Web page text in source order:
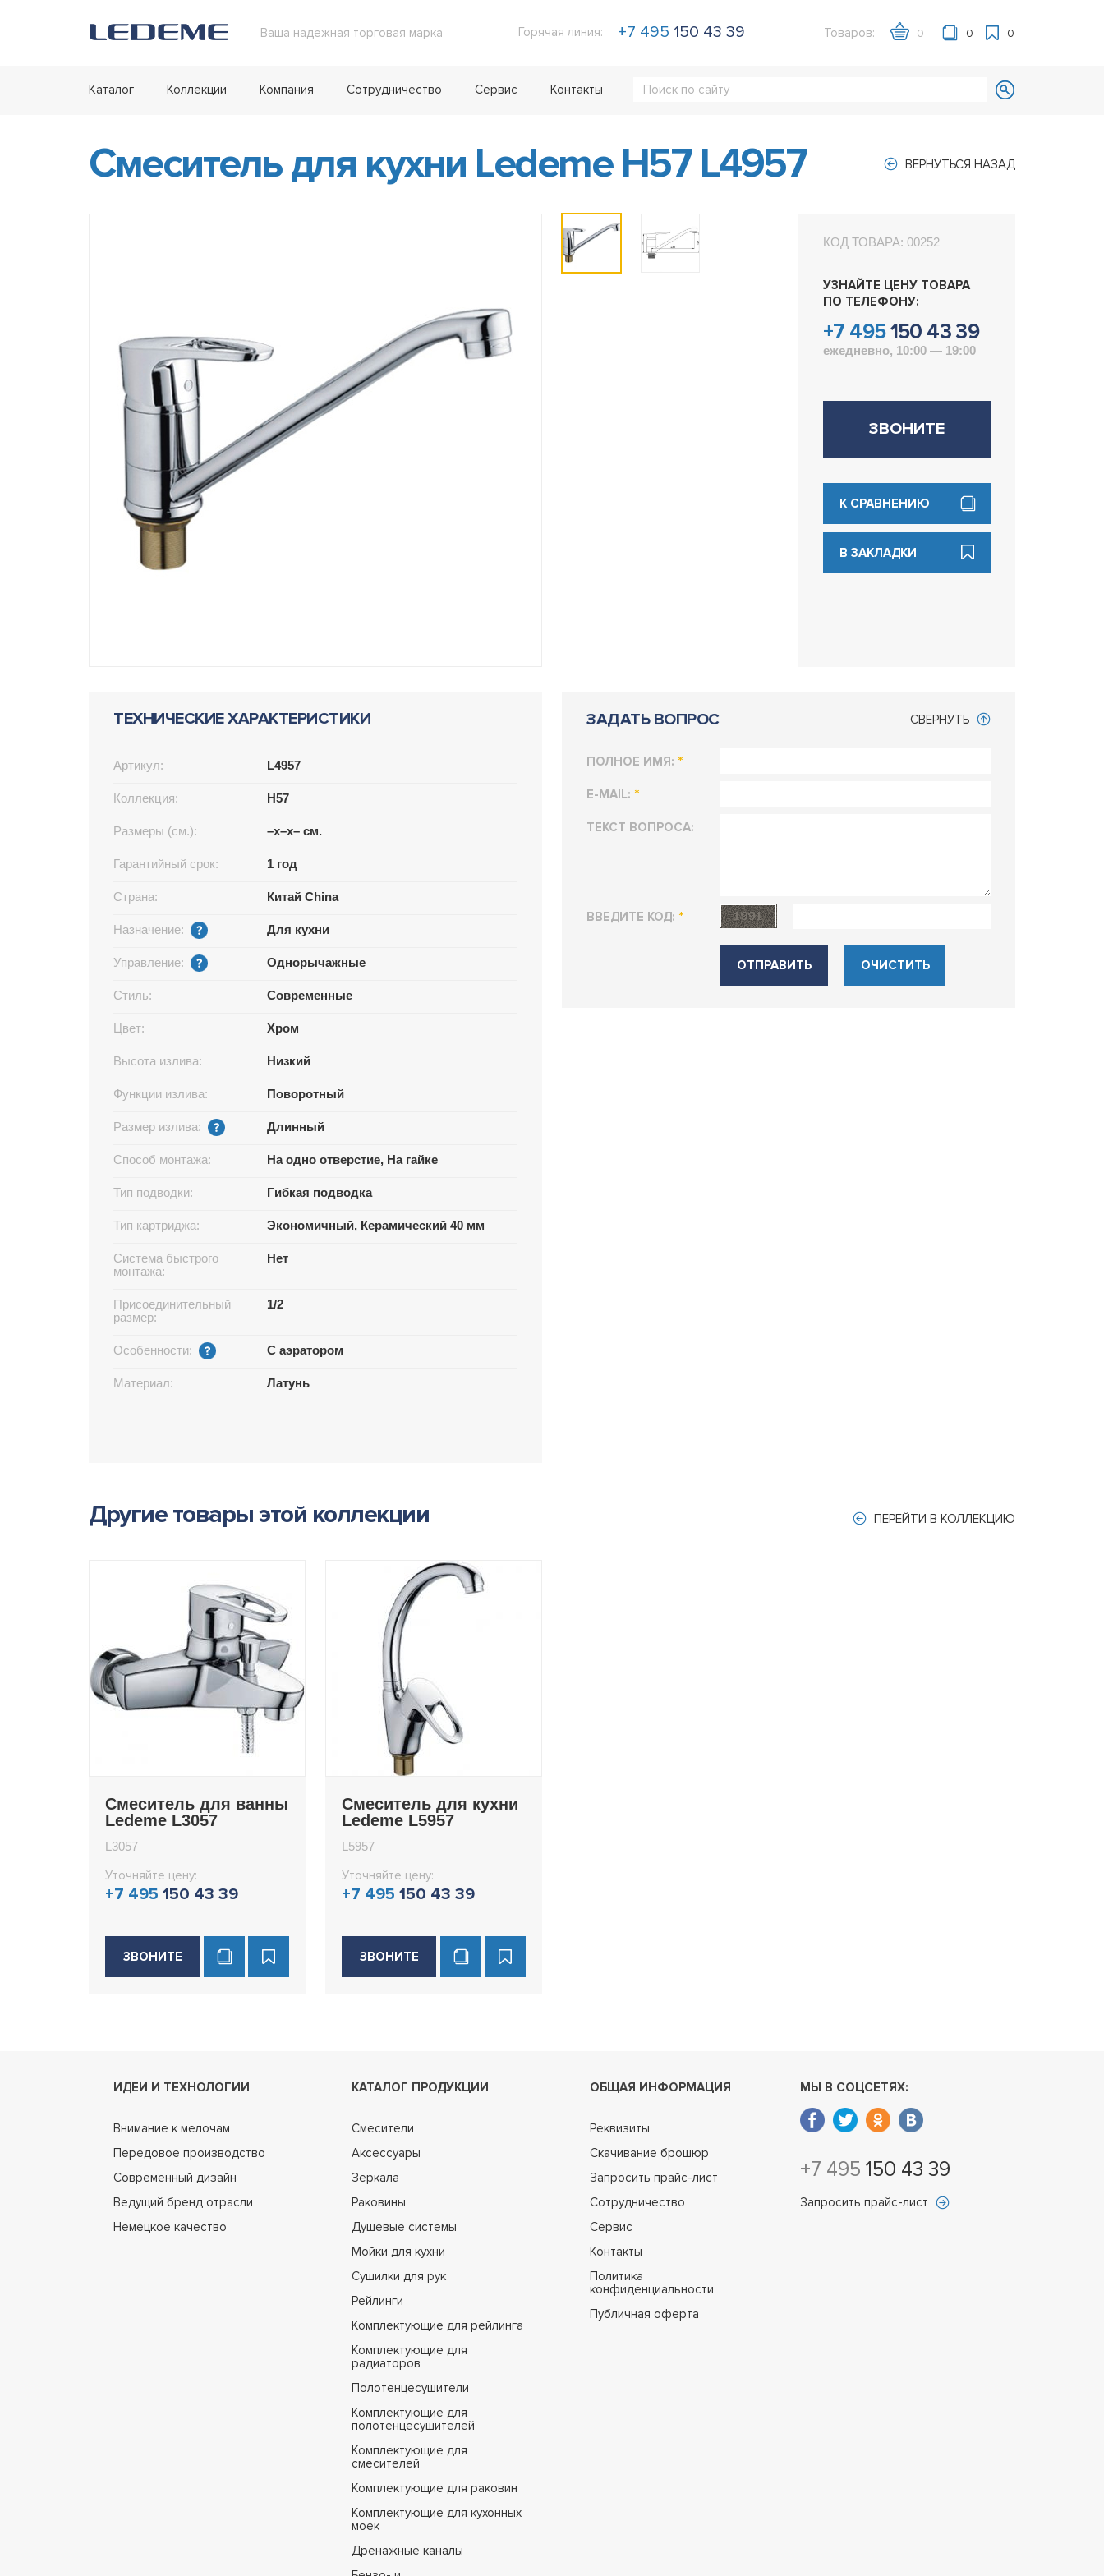
Ваша надежная торговая марка Горячая линия: +7 495 150 43 39 Товаров: 0 0 0
Каталог Коллекции Компания Сотрудничество Сервис Контакты
ВЕРНУТЬСЯ НАЗАД
Смеситель для кухни Ledeme H57 L4957
КОД ТОВАРА: 00252
УЗНАЙТЕ ЦЕНУ ТОВАРА
ПО ТЕЛЕФОНУ:
+7 495150 43 39
ежедневно, 10:00 — 19:00
ЗВОНИТЕ
К СРАВНЕНИЮ
В ЗАКЛАДКИ
ТЕХНИЧЕСКИЕ ХАРАКТЕРИСТИКИ
Артикул: L4957
Коллекция: H57
Размеры (см.): –x–x– см.
Гарантийный срок: 1 год
Страна: Китай China
Назначение: Для кухни
Управление: Однорычажные
Стиль: Современные
Цвет: Хром
Высота излива: Низкий
Функции излива: Поворотный
Размер излива: Длинный
Способ монтажа: На одно отверстие, На гайке
Тип подводки: Гибкая подводка
Тип картриджа: Экономичный, Керамический 40 мм
Система быстрого
монтажа:
Нет
Присоединительный
размер:
1/2
Особенности: С аэратором
Материал: Латунь
ЗАДАТЬ ВОПРОС
ПОЛНОЕ ИМЯ: *
E-MAIL: *
ТЕКСТ ВОПРОСА:
ВВЕДИТЕ КОД: *
ОТПРАВИТЬ ОЧИСТИТЬ
СВЕРНУТЬ
Другие товары этой коллекции ПЕРЕЙТИ В КОЛЛЕКЦИЮ
Смеситель для ванны
Ledeme L3057
L3057
Уточняйте цену:
+7 495 150 43 39
ЗВОНИТЕ
Смеситель для кухни
Ledeme L5957
L5957
Уточняйте цену:
+7 495 150 43 39
ЗВОНИТЕ
ИДЕИ И ТЕХНОЛОГИИ
Внимание к мелочам
Передовое производство
Современный дизайн
Ведущий бренд отрасли
Немецкое качество
КАТАЛОГ ПРОДУКЦИИ
Смесители
Аксессуары
Зеркала
Раковины
Душевые системы
Мойки для кухни
Сушилки для рук
Рейлинги
Комплектующие для рейлинга
Комплектующие для
радиаторов
Полотенцесушители
Комплектующие для
полотенцесушителей
Комплектующие для
смесителей
Комплектующие для раковин
Комплектующие для кухонных
моек
Дренажные каналы
ОБЩАЯ ИНФОРМАЦИЯ
Реквизиты
Скачивание брошюр
Запросить прайс-лист
Сотрудничество
Сервис
Контакты
Политика
конфиденциальности
Публичная оферта
МЫ В СОЦСЕТЯХ:
+7 495 150 43 39
Запросить прайс-лист